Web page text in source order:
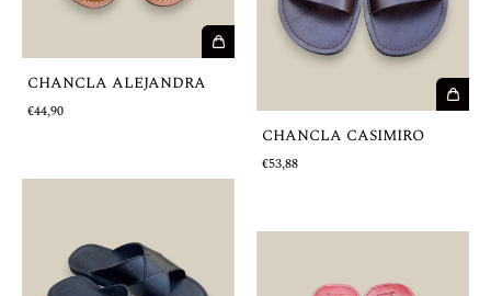
CHANCLA ALEJANDRA
€44,90
CHANCLA CASIMIRO
€53,88